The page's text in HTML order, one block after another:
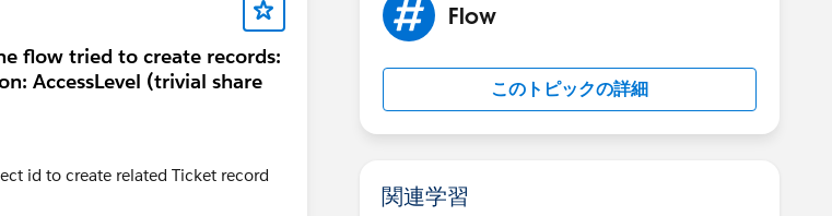
flow tried to create records:
AccessLevel (trivial share
id to create related Ticket record
Flow
このトピックの詳細
関連学習